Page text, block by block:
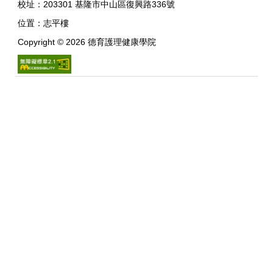
校址： 203301 基隆市中山區復興路336號
位置：志平樓
Copyright © 2026 德育護理健康學院